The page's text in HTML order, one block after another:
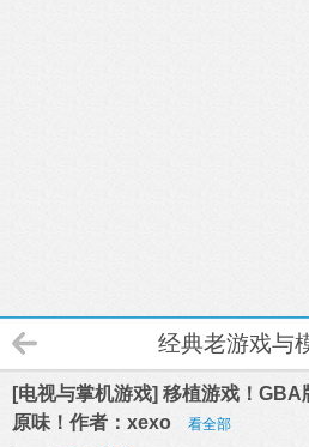
经典老游戏与
[电视与掌机游戏] 移植游戏！
原味！作者：xexo
看全部